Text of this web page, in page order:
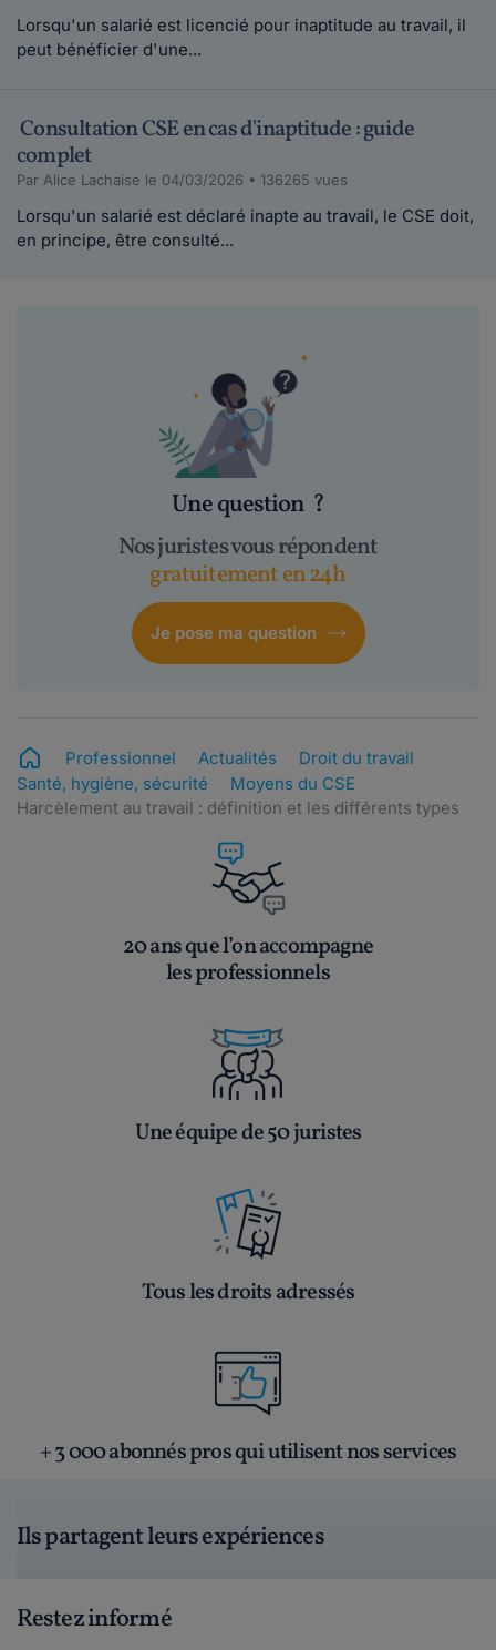
Lorsqu'un salarié est licencié pour inaptitude au travail, il
peut bénéficier d'une...
Consultation CSE en cas d'inaptitude : guide
complet
Par Alice Lachaise le 04/03/2026 • 136265 vues
Lorsqu'un salarié est déclaré inapte au travail, le CSE doit,
en principe, être consulté...
Une question ?
Nos juristes vous répondent
gratuitement en 24h
Je pose ma question
Professionnel Actualités
Droit du travail
Santé, hygiène, sécurité
Moyens du CSE
Harcèlement au travail : définition et les différents types
20 ans que l’on accompagne
les professionnels
Une équipe de 50 juristes
Tous les droits adressés
+ 3 000 abonnés pros qui utilisent nos services
Ils partagent leurs expériences
Restez informé